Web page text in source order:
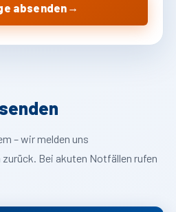
– wir melden uns
Bei akuten Notfällen rufen
absenden →